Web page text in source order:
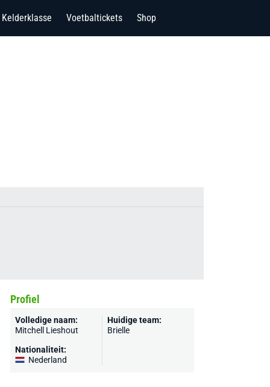
Kelderklasse Voetbaltickets Shop
Profiel
Volledige naam:
Mitchell Lieshout
Nationaliteit:
Nederland
Huidige team:
Brielle